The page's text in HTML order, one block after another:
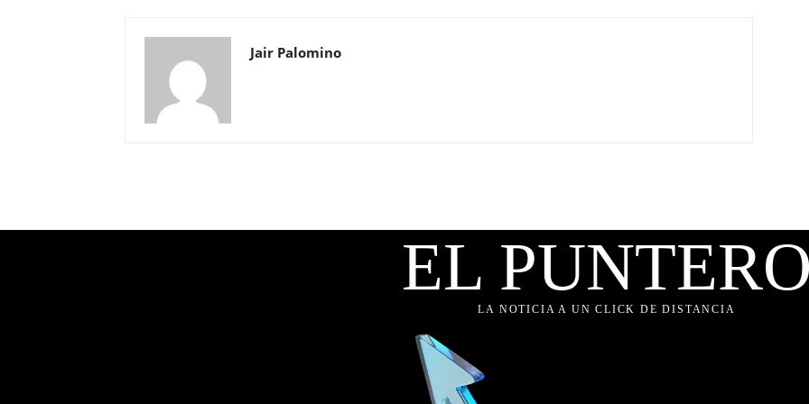
Jair Palomino
EL
LA NOTICIA A UN CLICK DE DISTANCIA